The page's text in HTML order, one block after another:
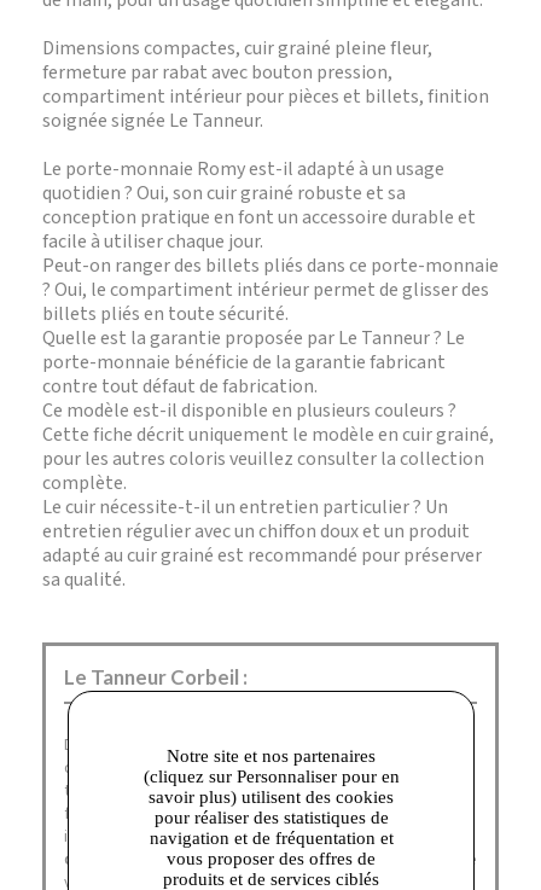
Dimensions compactes, cuir grainé pleine fleur,
fermeture par rabat avec bouton pression,
compartiment intérieur pour pièces et billets, finition
soignée signée Le Tanneur.
Le porte-monnaie Romy est-il adapté à un usage
quotidien ? Oui, son cuir grainé robuste et sa
conception pratique en font un accessoire durable et
facile à utiliser chaque jour.
Peut-on ranger des billets pliés dans ce porte-monnaie
? Oui, le compartiment intérieur permet de glisser des
billets pliés en toute sécurité.
Quelle est la garantie proposée par Le Tanneur ? Le
porte-monnaie bénéficie de la garantie fabricant
contre tout défaut de fabrication.
Ce modèle est-il disponible en plusieurs couleurs ?
Cette fiche décrit uniquement le modèle en cuir grainé,
pour les autres coloris veuillez consulter la collection
complète.
Le cuir nécessite-t-il un entretien particulier ? Un
entretien régulier avec un chiffon doux et un produit
adapté au cuir grainé est recommandé pour préserver
sa qualité.
Le Tanneur Corbeil :
Depuis 1898, Le Tanneur
imagine, dessine et fabrique
des
sacs et des accessoires nobleset essentiels qui
traversent le temps, sans prendre une ride. A toutes les
femmes et les hommes revendiquant une allure
intemporelle, Le Tanneur propose unelarge collection
de maroquinerieà porter au quotidien et aimer toute une
vie.
Notre site et nos partenaires
(cliquez sur Personnaliser pour en
savoir plus) utilisent des cookies
pour réaliser des statistiques de
navigation et de fréquentation et
vous proposer des offres de
produits et de services ciblés